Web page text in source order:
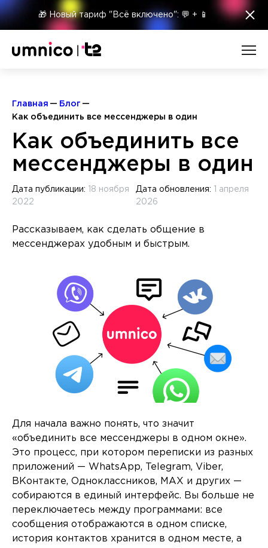
🎁 Новый тариф "Всё включено": 💬 + 📱 ×
Главная
Блог
Как объединить все мессенджеры в один
Как объединить все
мессенджеры в один
Дата публикации:
18 ноября
2022
Дата обновления:
1 апреля
2026
Рассказываем, как сделать общение в
мессенджерах удобным и быстрым.
Для начала важно понять, что значит
«объединить все мессенджеры в одном окне».
Это процесс, при котором переписки из разных
приложений — WhatsApp, Telegram, Viber,
ВКонтакте, Одноклассников, MAX и других —
собираются в единый интерфейс. Вы больше не
переключаетесь между программами: все
сообщения отображаются в одном списке,
история контактов хранится в одном месте, а